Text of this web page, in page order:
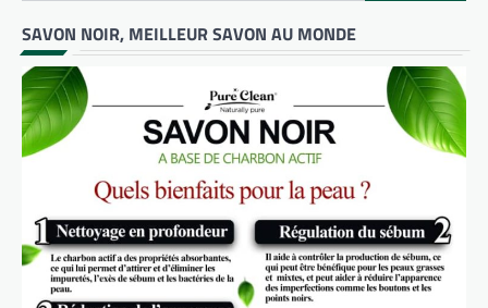
SAVON NOIR, MEILLEUR SAVON AU MONDE